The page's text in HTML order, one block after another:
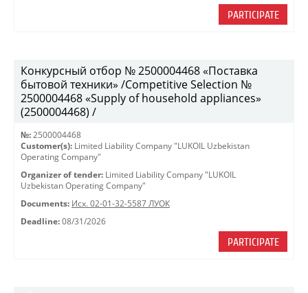
PARTICIPATE
Конкурсный отбор № 2500004468 «Поставка
бытовой техники» /Competitive Selection №
2500004468 «Supply of household appliances»
(2500004468) /
№: 2500004468
Customer(s): Limited Liability Company "LUKOIL Uzbekistan
Operating Company"
Organizer of tender: Limited Liability Company "LUKOIL
Uzbekistan Operating Company"
Documents: Исх. 02-01-32-5587 ЛУОК
Deadline: 08/31/2026
PARTICIPATE